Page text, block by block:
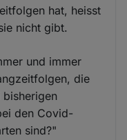
hat, heisst
nicht gibt.
und immer
die
bisherigen
den Covid-
sind?"